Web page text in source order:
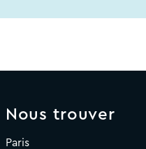
Nous trouver
Paris